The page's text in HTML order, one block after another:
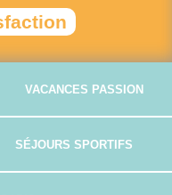
VACANCES PASSION
SÉJOURS SPORTIFS